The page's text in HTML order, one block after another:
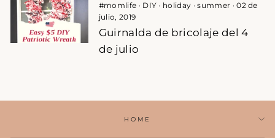
#momlife · DIY · holiday ·summer ·02 de
julio, 2019
Guirnalda de bricolaje del 4
de julio
HOME